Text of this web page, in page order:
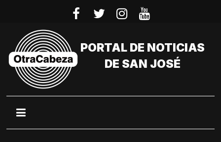
PORTAL DE NOTICIAS
DE SAN JOSÉ